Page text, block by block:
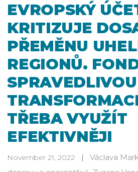
EVROPSKÝ
KRITIZUJE
PŘEMĚNU
REGIONŮ.
SPRAVEDLIVOU
TŘEBA VYUŽÍT
EFEKTIVNĚJI
November 21, 2022 Václava